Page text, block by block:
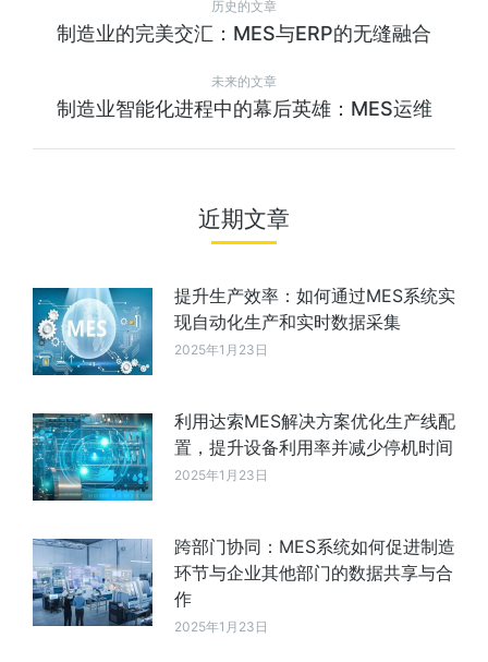
历史的文章
制造业的完美交汇：MES与ERP的无缝融合
未来的文章
制造业智能化进程中的幕后英雄：MES运维
近期文章
提升生产效率：如何通过MES系统实
现自动化生产和实时数据采集
2025年1月23日
利用达索MES解决方案优化生产线配
置，提升设备利用率并减少停机时间
2025年1月23日
跨部门协同：MES系统如何促进制造
环节与企业其他部门的数据共享与合
作
2025年1月23日